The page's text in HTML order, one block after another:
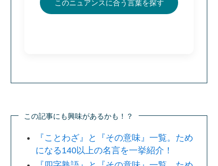
このニュアンスに合う言葉を探す
この記事にも興味があるかも！？
『ことわざ』と『その意味』一覧。ため
になる140以上の名言を一挙紹介！